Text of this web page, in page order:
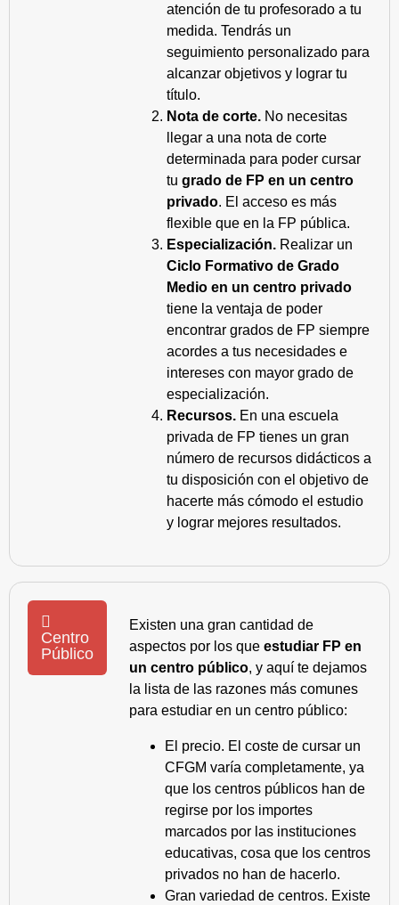
atención de tu profesorado a tu
medida. Tendrás un
seguimiento personalizado para
alcanzar objetivos y lograr tu
título.
Nota de corte. No necesitas
llegar a una nota de corte
determinada para poder cursar
tu grado de FP en un centro
privado. El acceso es más
flexible que en la FP pública.
Especialización. Realizar un
Ciclo Formativo de Grado
Medio en un centro privado
tiene la ventaja de poder
encontrar grados de FP siempre
acordes a tus necesidades e
intereses con mayor grado de
especialización.
Recursos. En una escuela
privada de FP tienes un gran
número de recursos didácticos a
tu disposición con el objetivo de
hacerte más cómodo el estudio
y lograr mejores resultados.
Centro
Público
Existen una gran cantidad de
aspectos por los que estudiar FP en
un centro público, y aquí te dejamos
la lista de las razones más comunes
para estudiar en un centro público:
El precio. El coste de cursar un
CFGM varía completamente, ya
que los centros públicos han de
regirse por los importes
marcados por las instituciones
educativas, cosa que los centros
privados no han de hacerlo.
Gran variedad de centros. Existe